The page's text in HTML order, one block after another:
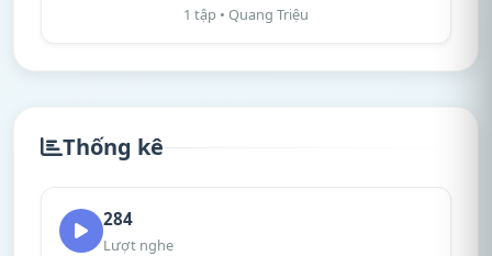
1 tập • Quang Triệu
Thống kê
284
Lượt nghe